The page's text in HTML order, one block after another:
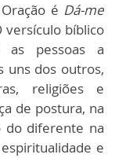
é Dá-me
versículo bíblico
as pessoas a
uns dos outros,
religiões e
de postura, na
do diferente na
e